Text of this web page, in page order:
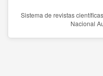
Sistema de revistas
Nacional